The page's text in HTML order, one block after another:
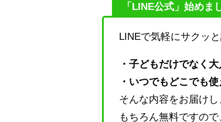
「LINE公式」始めま
LINEで気軽にサクッ
・子どもだけでなく
・いつでもどこでも使
そんな内容をお届けし
もちろん無料ですの